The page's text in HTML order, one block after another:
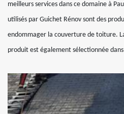
meilleurs services dans ce domaine à
utilisés par Guichet Rénov sont des
endommager la couverture de toiture.
produit est également sélectionnée dans